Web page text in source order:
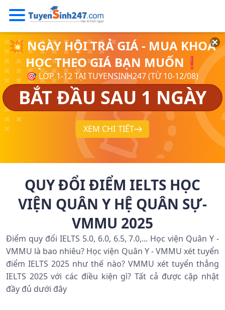
💥 NGÀY HỘI TRẢ GIÁ - MUA KHOÁ
HỌC THEO GIÁ BẠN MUỐN❗
🎯 LỚP 1-12 TẠI TUYENSINH247 (TỪ 10-12/08)
BẮT ĐẦU SAU 1 NGÀY
XEM CHI TIẾT
QUY ĐỔI ĐIỂM IELTS HỌC
VIỆN QUÂN Y HỆ QUÂN SỰ-
VMMU 2025
Điểm quy đổi IELTS 5.0, 6.0, 6.5, 7.0,... Học viện Quân Y -
VMMU là bao nhiêu? Học viện Quân Y - VMMU xét tuyển
điểm IELTS 2025 như thế nào? VMMU xét tuyển thẳng
IELTS 2025 với các điều kiện gì? Tất cả được cập nhật
đầy đủ dưới đây